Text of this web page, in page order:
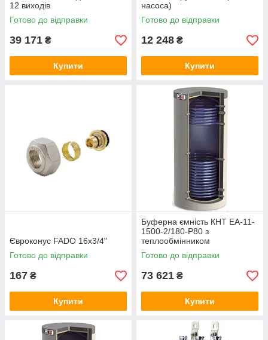
12 виходів
Готово до відправки
39 171 ₴
Купити
насоса)
Готово до відправки
12 248 ₴
Купити
Євроконус FADO 16x3/4"
Готово до відправки
167 ₴
Купити
Буферна ємність КНТ ЕА-11-
1500-2/180-P80 з
теплообмінником
Готово до відправки
73 621 ₴
Купити